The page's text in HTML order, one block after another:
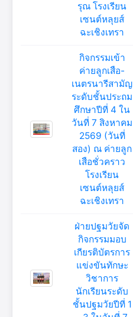
รุณ โรงเรียน
เซนต์หลุยส์
ฉะเชิงเทรา
กิจกรรมเข้า
ค่ายลูกเสือ-
เนตรนารีสามัญ
ระดับชั้นประถม
ศึกษาปีที่ 4 ใน
วันที่ 7 สิงหาคม
2569 (วันที่
สอง) ณ ค่ายลูก
เสือชั่วคราว
โรงเรียน
เซนต์หลุยส์
ฉะเชิงเทรา
ฝ่ายปฐมวัยจัด
กิจกรรมมอบ
เกียรติบัตรการ
แข่งขันทักษะ
วิชาการ
นักเรียนระดับ
ชั้นปฐมวัยปีที่ 1